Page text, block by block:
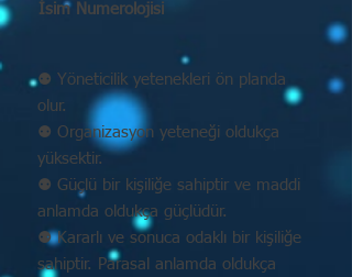
İsim Numerolojisi
⚉ Yöneticilik yetenekleri ön planda
olur.
⚉ Organizasyon yeteneği oldukça
yüksektir.
⚉ Güçlü bir kişiliğe sahiptir ve maddi
anlamda oldukça güçlüdür.
⚉ Kararlı ve sonuca odaklı bir kişiliğe
sahiptir. Parasal anlamda oldukça